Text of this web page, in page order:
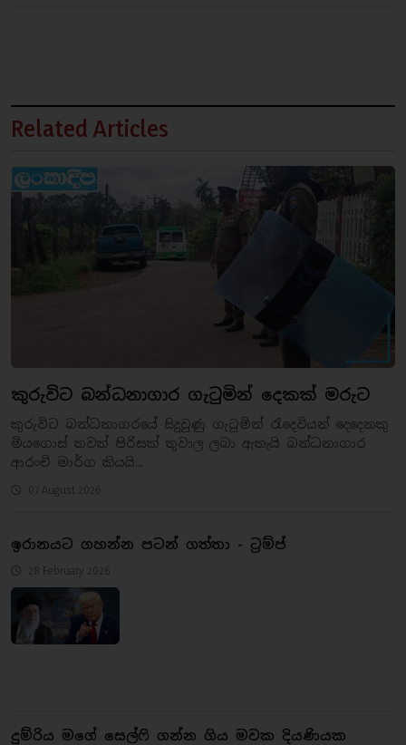
Related Articles
කුරුවිට බන්ධනාගාර ගැටුමින් දෙකක් මරුට
කුරුවිට බන්ධනාගරයේ සිදුවුණු ගැටුමින් රැදෙවියන් දෙදෙනකු
මියගොස් තවත් පිරිසක් තුවාල ලබා ඇතැයි බන්ධනාගාර
ආරංචි මාර්ග කියයි...
07 August 2026
ඉරානයට ගහන්න පටන් ගත්තා - ට්‍රම්ප්
28 February 2026
දුම්රිය මගේ සෙල්ෆි ගන්න ගිය මවක දියණියක